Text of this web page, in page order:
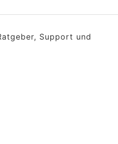
Support und